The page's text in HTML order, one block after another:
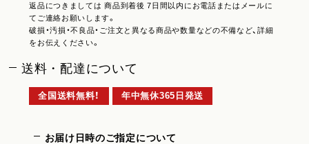
返品につきましては 商品到着後 7日間以内にお電話またはメールに
てご連絡お願いします。
破損・汚損・不良品・ご注文と異なる商品や数量などの不備など、詳細
をお伝えください。
送料・配達について
全国送料無料！ 年中無休365日発送
お届け日時のご指定について